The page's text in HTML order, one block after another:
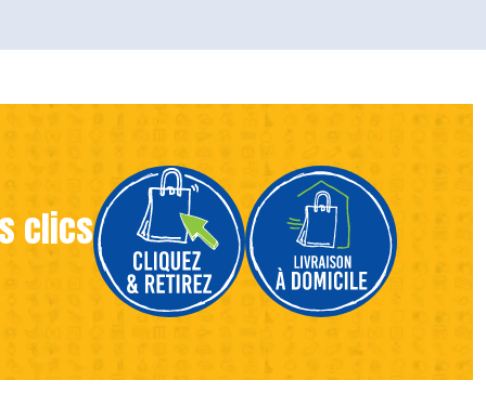
clics